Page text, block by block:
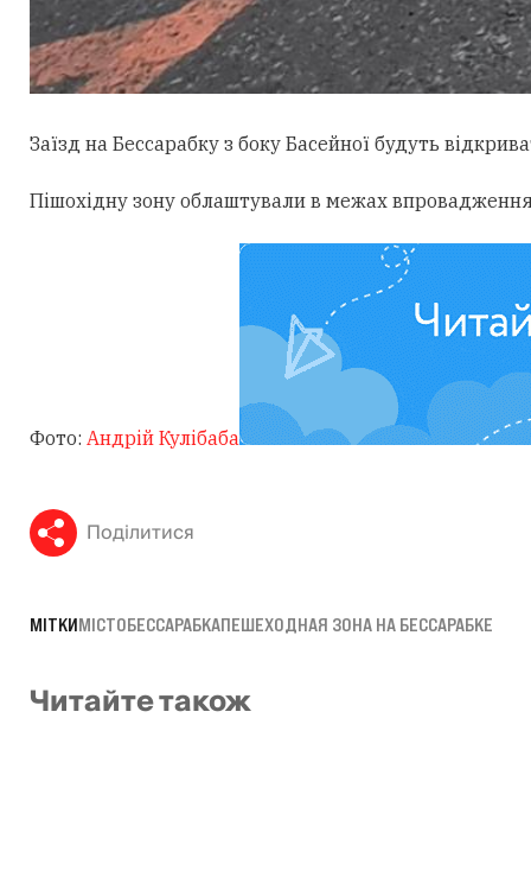
Заїзд на Бессарабку з боку Басейної будуть
Пішохідну зону облаштували в межах
Фото: Андрій Кулібаба
Поділитися
МІТКИМІСТОБЕССАРАБКАПЕШЕХОДНАЯ ЗОНА НА БЕССАРАБКЕ
Читайте також